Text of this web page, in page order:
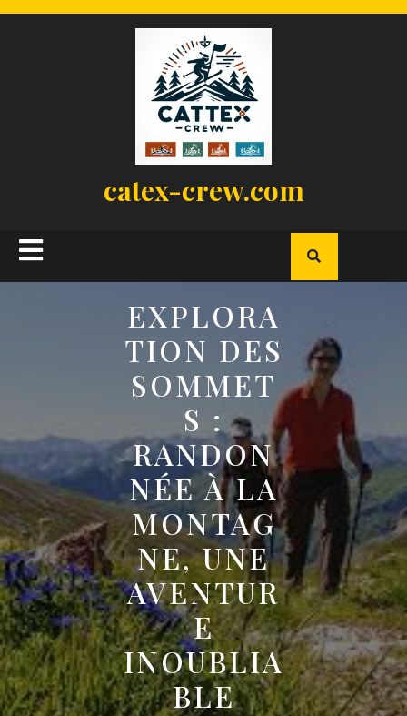
catex-crew.com
Open
Button
EXPLORA
TION DES
SOMMET
S :
RANDON
NÉE À LA
MONTAG
NE, UNE
AVENTUR
E
INOUBLIA
BLE